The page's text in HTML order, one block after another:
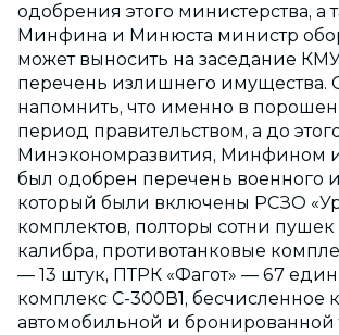
одобрения этого министерства, а
Минфина и Минюста министр
может выносить на заседание
перечень излишнего имущества.
напомнить, что именно в
период правительством, а до
Минэкономразвития, Минфином
был одобрен перечень военного
который были включены РСЗО
комплектов, полторы сотни пушек
калибра, противотанковые
— 13 штук, ПТРК «Фагот» — 67
комплекс С-300В1, бесчисленное
автомобильной и бронированной